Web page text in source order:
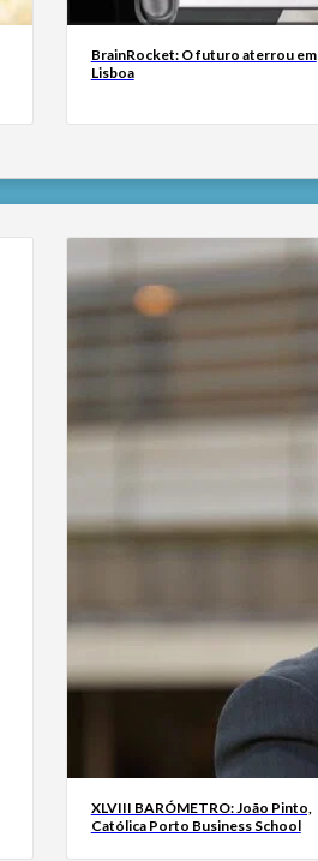
BrainRocket: O futuro aterrou em
Lisboa
XLVIII BARÓMETRO: João Pinto,
Católica Porto Business School